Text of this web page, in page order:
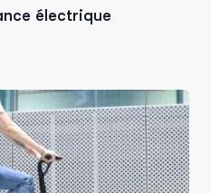
électrique